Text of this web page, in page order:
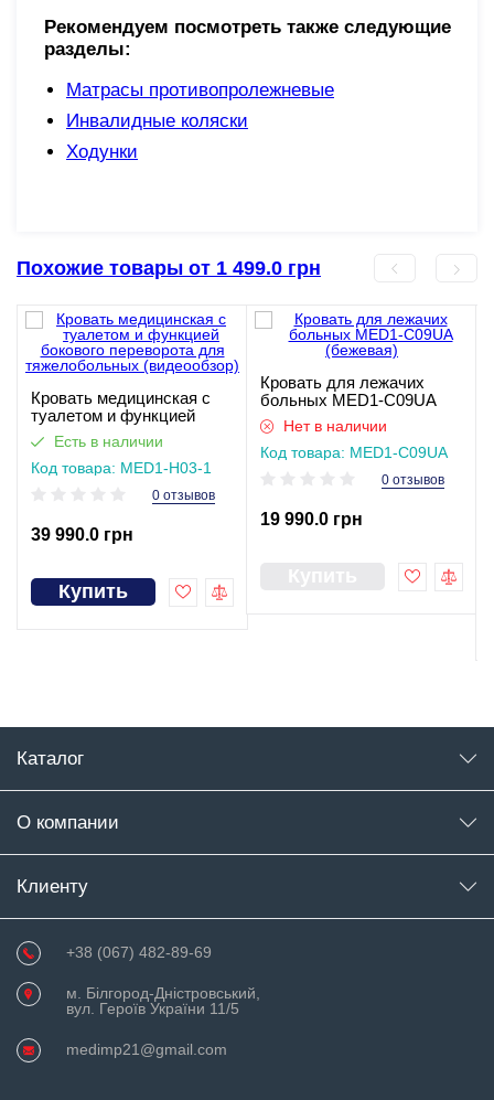
Рекомендуем посмотреть также следующие
разделы:
Матрасы противопролежневые
Инвалидные коляски
Ходунки
Похожие товары от 1 499.0 грн
Кровать медицинская с
туалетом и функцией
бокового переворота для
тяжелобольных
(видеообзор)
Есть в наличии
Код товара: MED1-H03-1
0 отзывов
39 990.0 грн
Купить
Кровать для лежачих
больных MED1-C09UA
(бежевая)
Нет в наличии
Код товара: MED1-C09UA
0 отзывов
19 990.0 грн
Каталог
О компании
Клиенту
+38 (067) 482-89-69
м. Білгород-Дністровський,
вул. Героїв України 11/5
medimp21@gmail.com